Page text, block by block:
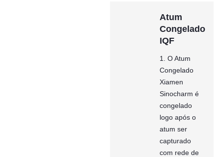
Atum
Congelado
IQF
1. O Atum
Congelado
Xiamen
Sinocharm é
congelado
logo após o
atum ser
capturado
com rede de